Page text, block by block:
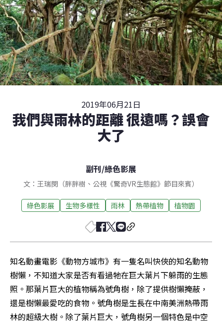
2019年06月21日
我們與雨林的距離 很遠嗎？誤會
大了
副刊/綠色影展
文：王瑞閔（胖胖樹、公視《驚奇VR生態館》節目來賓）
綠色影展 生物多樣性 雨林 熱帶植物 植物園
知名動畫電影《動物方城市》有一隻名叫快俠的知名動物
樹懶，不知道大家是否有看過牠在巨大葉片下躲雨的生態
照。那葉片巨大的植物稱為號角樹，除了提供樹懶掩蔽，
還是樹懶最愛吃的食物。號角樹是生長在中南美洲熱帶雨
林的超級大樹。除了葉片巨大，號角樹另一個特色是中空